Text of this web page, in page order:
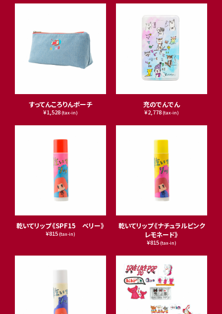
すってんころりんポーチ
¥1,528 (tax-in)
充のでんでん
¥2,778 (tax-in)
乾いてリップ《SPF15 ベリー》
¥815 (tax-in)
乾いてリップ《ナチュラルピンク
レモネード》
¥815 (tax-in)